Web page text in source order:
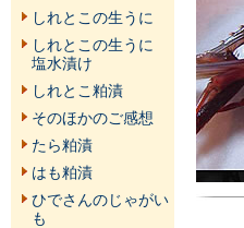
しれとこの生うに
しれとこの生うに
塩水漬け
しれとこ粕漬
そのほかのご感想
たら粕漬
はも粕漬
ひでさんのじゃがい
も